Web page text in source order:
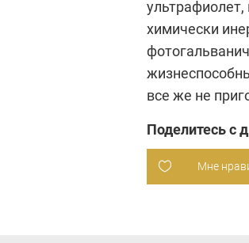
химически
все же не
Поделитесь с
Мне